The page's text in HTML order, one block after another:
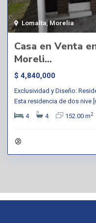
Lomalta ,Morelia
Casa en Venta
Moreli...
$ 4,840,000
Exclusividad y Diseño:
Esta residencia de dos nive
4
4 152.00 m2